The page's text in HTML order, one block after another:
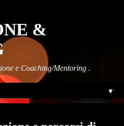
&
e Coaching/Mentoring .
▼